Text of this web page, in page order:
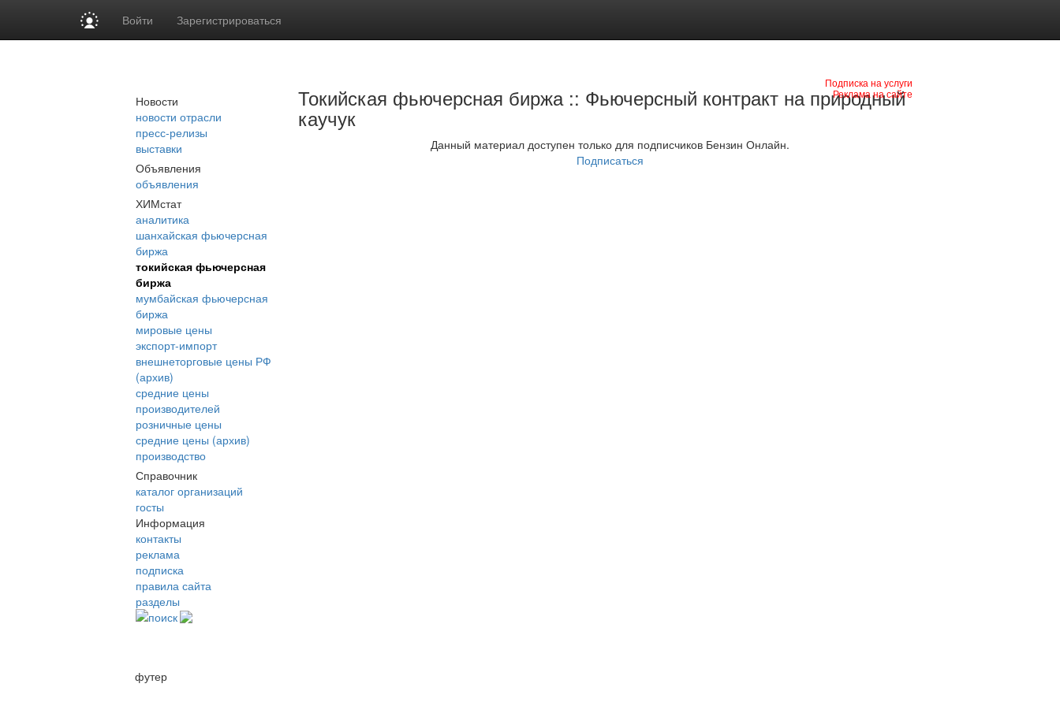
Войти Зарегистрироваться
Новости
новости отрасли
пресс-релизы
выставки
Объявления
объявления
ХИМстат
аналитика
шанхайская фьючерсная
биржа
токийская фьючерсная
биржа
мумбайская фьючерсная
биржа
мировые цены
экспорт-импорт
внешнеторговые цены РФ
(архив)
средние цены
производителей
розничные цены
средние цены (архив)
производство
Справочник
каталог организаций
госты
Информация
контакты
реклама
подписка
правила сайта
разделы
поиск
Подписка на услуги
Реклама на сайте
Токийская фьючерсная биржа :: Фьючерсный контракт на природный
каучук
Данный материал доступен только для подписчиков Бензин Онлайн.
Подписаться
футер